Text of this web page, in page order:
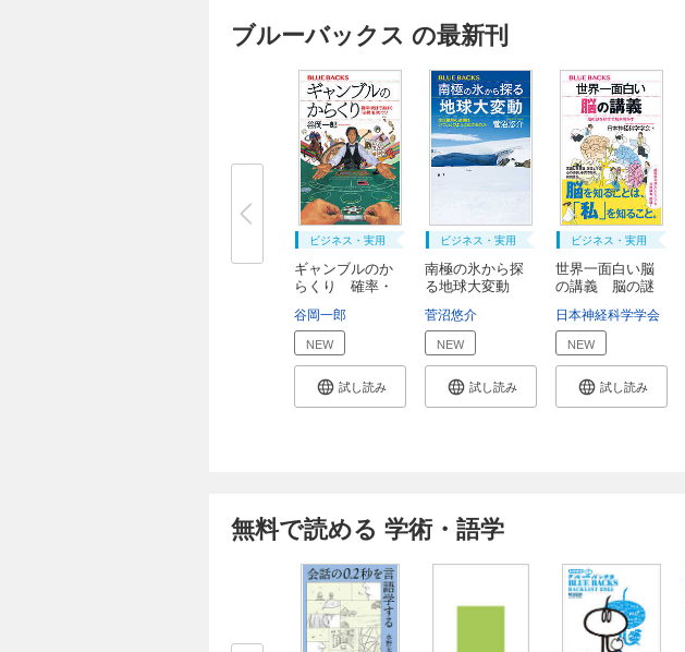
ブルーバックス の最新刊
ビジネス・実用
ギャンブルのか
らくり 確率・
谷岡一郎
NEW
試し読み
ビジネス・実用
南極の氷から探
る地球大変動
菅沼悠介
NEW
試し読み
ビジネス・実用
世界一面白い脳
の講義 脳の謎
日本神経科学学会
NEW
試し読み
無料で読める 学術・語学